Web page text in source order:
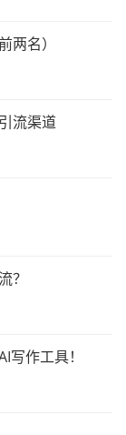
两名）
流渠道
？
作工具！